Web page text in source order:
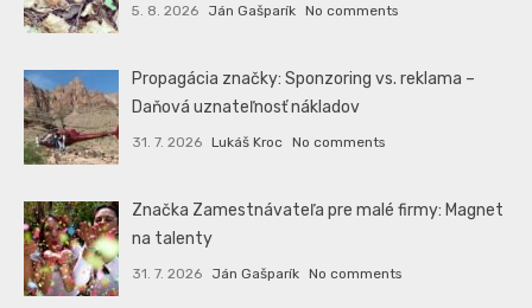
5. 8. 2026 Ján Gašparík No comments
Propagácia značky: Sponzoring vs. reklama –
Daňová uznateľnosť nákladov
31. 7. 2026 Lukáš Kroc No comments
Značka Zamestnávateľa pre malé firmy: Magnet
na talenty
31. 7. 2026 Ján Gašparík No comments